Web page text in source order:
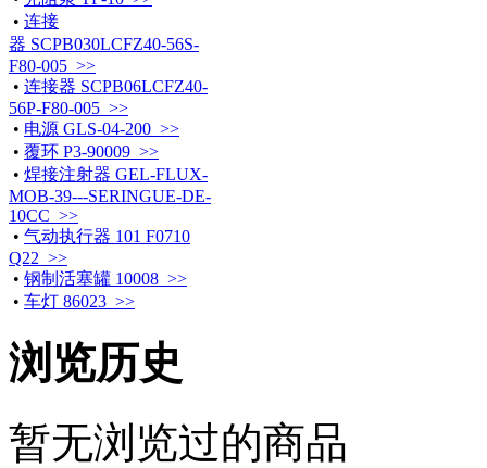
• 连接
器 SCPB030LCFZ40-56S-
F80-005 >>
• 连接器 SCPB06LCFZ40-
56P-F80-005 >>
• 电源 GLS-04-200 >>
• 覆环 P3-90009 >>
• 焊接注射器 GEL-FLUX-
MOB-39---SERINGUE-DE-
10CC >>
• 气动执行器 101 F0710
Q22 >>
• 钢制活塞罐 10008 >>
• 车灯 86023 >>
浏览历史
暂无浏览过的商品